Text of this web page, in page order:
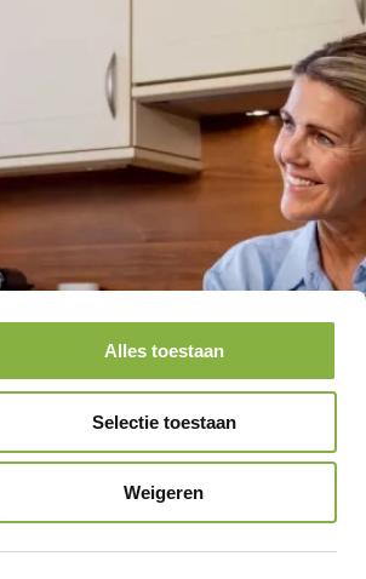
Alles toestaan
Selectie toestaan
Weigeren